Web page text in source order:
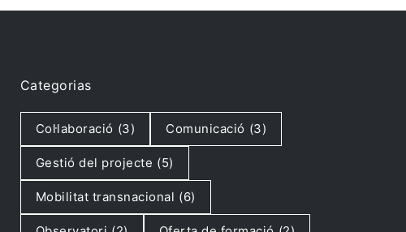
Categorias
Col·laboració (3) Comunicació (3)
Gestió del projecte (5)
Mobilitat transnacional (6)